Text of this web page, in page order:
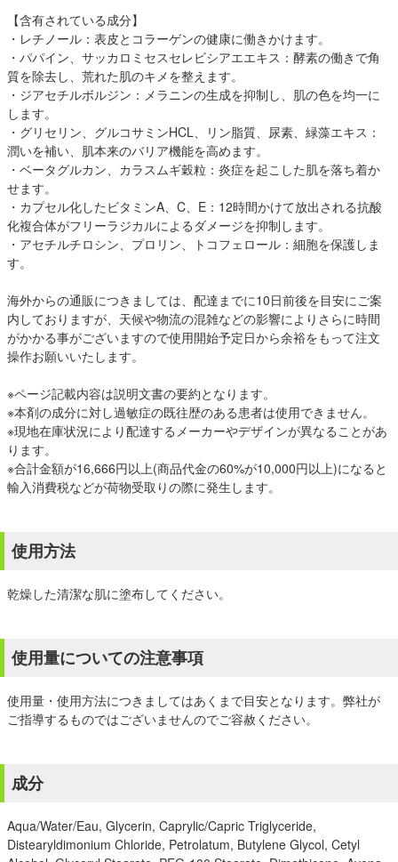
【含有されている成分】
・レチノール：表皮とコラーゲンの健康に働きかけます。
・パパイン、サッカロミセスセレビシアエエキス：酵素の働きで角
質を除去し、荒れた肌のキメを整えます。
・ジアセチルボルジン：メラニンの生成を抑制し、肌の色を均一に
します。
・グリセリン、グルコサミンHCL、リン脂質、尿素、緑藻エキス：
潤いを補い、肌本来のバリア機能を高めます。
・ベータグルカン、カラスムギ穀粒：炎症を起こした肌を落ち着か
せます。
・カプセル化したビタミンA、C、E：12時間かけて放出される抗酸
化複合体がフリーラジカルによるダメージを抑制します。
・アセチルチロシン、プロリン、トコフェロール：細胞を保護しま
す。
海外からの通販につきましては、配達までに10日前後を目安にご案
内しておりますが、天候や物流の混雑などの影響によりさらに時間
がかかる事がございますので使用開始予定日から余裕をもって注文
操作お願いいたします。
※ページ記載内容は説明文書の要約となります。
※本剤の成分に対し過敏症の既往歴のある患者は使用できません。
※現地在庫状況により配達するメーカーやデザインが異なることがあ
ります。
※合計金額が16,666円以上(商品代金の60%が10,000円以上)になると
輸入消費税などが荷物受取りの際に発生します。
使用方法
乾燥した清潔な肌に塗布してください。
使用量についての注意事項
使用量・使用方法につきましてはあくまで目安となります。弊社が
ご指導するものではございませんのでご容赦ください。
成分
Aqua/Water/Eau, Glycerin, Caprylic/Capric Triglyceride,
Distearyldimonium Chloride, Petrolatum, Butylene Glycol, Cetyl